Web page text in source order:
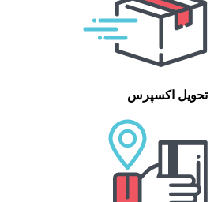
تحویل اکسپرس